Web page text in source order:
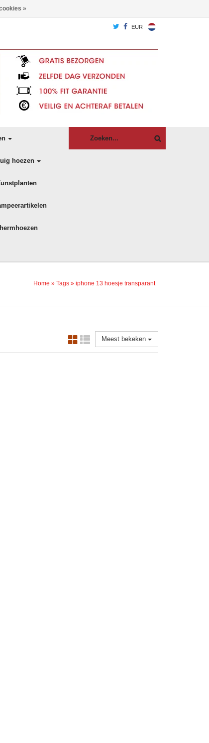
EUR
hoezen
Home » Tags » iphone 13 hoesje transparant
Meest bekeken
»